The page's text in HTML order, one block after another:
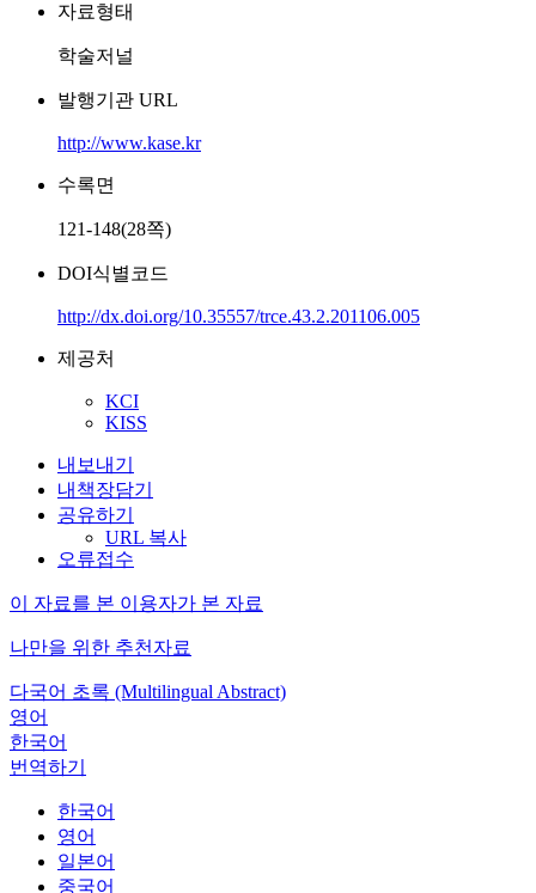
자료형태
학술저널
발행기관 URL
http://www.kase.kr
수록면
121-148(28쪽)
DOI식별코드
http://dx.doi.org/10.35557/trce.43.2.201106.005
제공처
KCI
KISS
내보내기
내책장담기
공유하기
URL 복사
오류접수
이 자료를 본 이용자가 본 자료
나만을 위한 추천자료
다국어 초록 (Multilingual Abstract)
영어
한국어
번역하기
한국어
영어
일본어
중국어